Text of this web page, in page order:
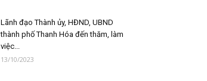
Lãnh đạo Thành ủy, HĐND, UBND
thành phố Thanh Hóa đến thăm, làm
việc...
13/10/2023